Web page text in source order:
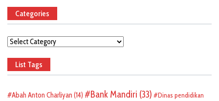
Categories
Categories
List Tags
Abah Anton Charliyan (14) Bank Mandiri (33)
Dinas pendidikan